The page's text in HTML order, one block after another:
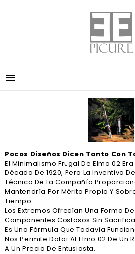

Pocos Diseños Dicen Tanto Con
El Minimalismo Frugal De Elmo 02
Década De 1920, Pero La Inventiva
Técnico De La Compañía
Mantendría Por Mérito Propio Y
Tiempo.
Los Extremos Ofrecían Una Forma
Componentes Costosos Sin
Es Una Fórmula Que Todavía
Nos Permite Dotar Al Elmo 02 De Un
A Un Precio De Entusiasta.